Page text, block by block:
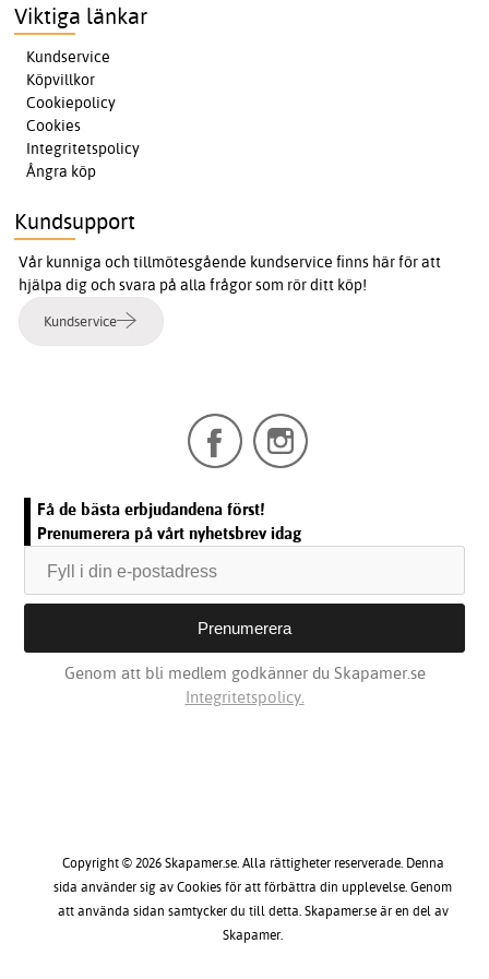
Viktiga länkar
Kundservice
Köpvillkor
Cookiepolicy
Cookies
Integritetspolicy
Ångra köp
Kundsupport
Vår kunniga och tillmötesgående kundservice finns här för att
hjälpa dig och svara på alla frågor som rör ditt köp!
Kundservice
Få de bästa erbjudandena först!
Prenumerera på vårt nyhetsbrev idag
Genom att bli medlem godkänner du Skapamer.se
Integritetspolicy.
Copyright © 2026 Skapamer.se. Alla rättigheter reserverade. Denna
sida använder sig av Cookies för att förbättra din upplevelse. Genom
att använda sidan samtycker du till detta. Skapamer.se är en del av
Skapamer.